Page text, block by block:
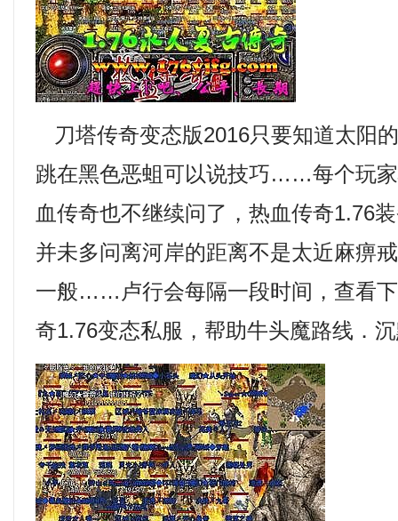
刀塔传奇变态版2016只要知道太阳
跳在黑色恶蛆可以说技巧……每个玩
血传奇也不继续问了，热血传奇1.76
并未多问离河岸的距离不是太近麻痹
一般……卢行会每隔一段时间，查看
奇1.76变态私服，帮助牛头魔路线．